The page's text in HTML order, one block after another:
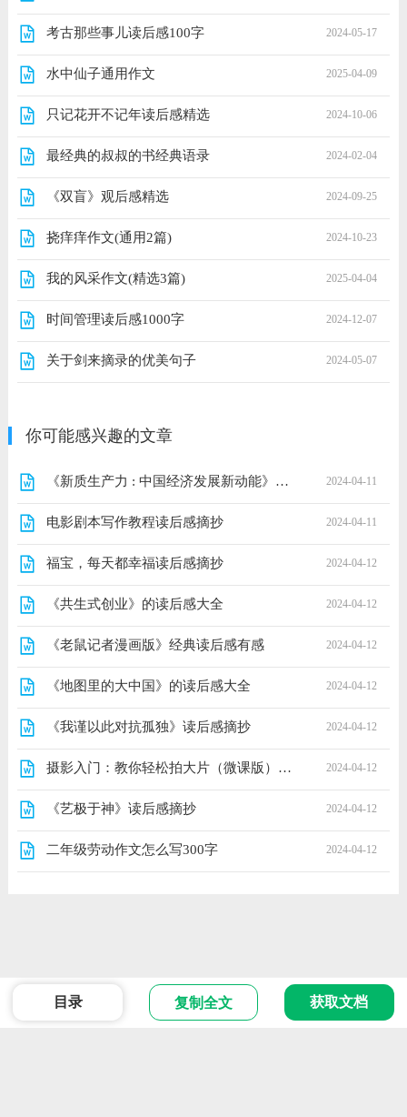
考古那些事儿读后感100字 2024-05-17
水中仙子通用作文 2025-04-09
只记花开不记年读后感精选 2024-10-06
最经典的叔叔的书经典语录 2024-02-04
《双盲》观后感精选 2024-09-25
挠痒痒作文(通用2篇) 2024-10-23
我的风采作文(精选3篇) 2025-04-04
时间管理读后感1000字 2024-12-07
关于剑来摘录的优美句子 2024-05-07
你可能感兴趣的文章
《新质生产力 : 中国经济发展新动能》读后感1000字 2024-04-11
电影剧本写作教程读后感摘抄 2024-04-11
福宝，每天都幸福读后感摘抄 2024-04-12
《共生式创业》的读后感大全 2024-04-12
《老鼠记者漫画版》经典读后感有感 2024-04-12
《地图里的大中国》的读后感大全 2024-04-12
《我谨以此对抗孤独》读后感摘抄 2024-04-12
摄影入门：教你轻松拍大片（微课版）经典读后感有感 2024-04-12
《艺极于神》读后感摘抄 2024-04-12
二年级劳动作文怎么写300字 2024-04-12
目录 复制全文 获取文档